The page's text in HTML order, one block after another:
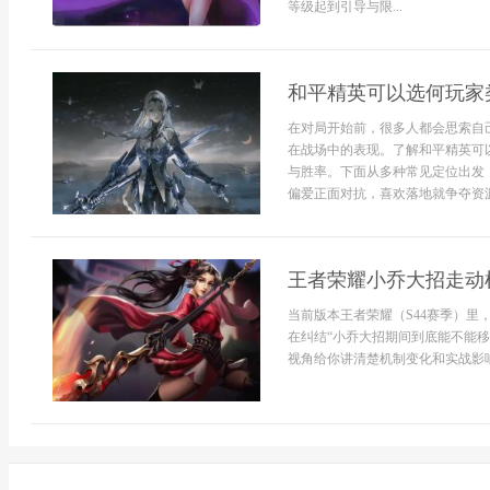
等级起到引导与限...
和平精英可以选何玩
在对局开始前，很多人都会思索
在战场中的表现。了解和平精英
与胜率。下面从多种常见定位出
偏爱正面对抗，喜欢落地就争夺资
王者荣耀小乔大招走
当前版本王者荣耀（S44赛季）里
在纠结“小乔大招期间到底能不能
视角给你讲清楚机制变化和实战